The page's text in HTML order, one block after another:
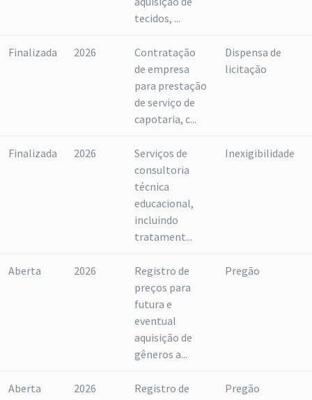
tecidos, ...
Finalizada 2026
Contratação
de empresa
para prestação
de serviço de
capotaria, c...
Dispensa de
licitação
Finalizada 2026
Serviços de
consultoria
técnica
educacional,
incluindo
tratament...
Inexigibilidade
Aberta 2026
Registro de
preços para
futura e
eventual
aquisição de
gêneros a...
Pregão
Aberta 2026
Registro de
Pregão